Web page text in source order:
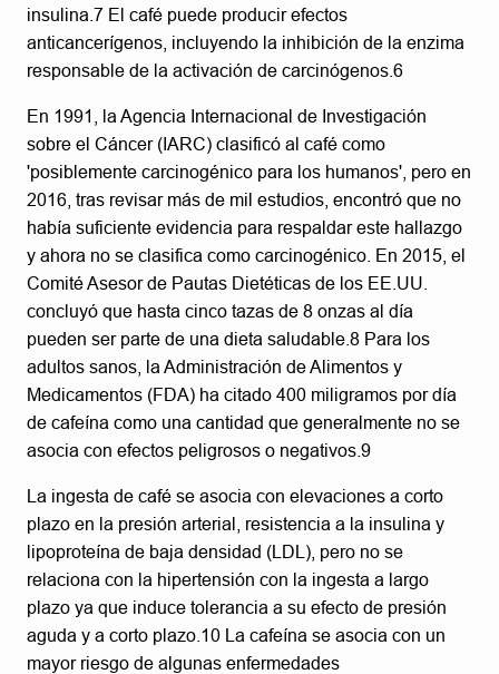
insulina.7 El café puede producir efectos
anticancerígenos, incluyendo la inhibición de la enzima
responsable de la activación de carcinógenos.6
En 1991, la Agencia Internacional de Investigación
sobre el Cáncer (IARC) clasificó al café como
'posiblemente carcinogénico para los humanos', pero en
2016, tras revisar más de mil estudios, encontró que no
había suficiente evidencia para respaldar este hallazgo
y ahora no se clasifica como carcinogénico. En 2015, el
Comité Asesor de Pautas Dietéticas de los EE.UU.
concluyó que hasta cinco tazas de 8 onzas al día
pueden ser parte de una dieta saludable.8 Para los
adultos sanos, la Administración de Alimentos y
Medicamentos (FDA) ha citado 400 miligramos por día
de cafeína como una cantidad que generalmente no se
asocia con efectos peligrosos o negativos.9
La ingesta de café se asocia con elevaciones a corto
plazo en la presión arterial, resistencia a la insulina y
lipoproteína de baja densidad (LDL), pero no se
relaciona con la hipertensión con la ingesta a largo
plazo ya que induce tolerancia a su efecto de presión
aguda y a corto plazo.10 La cafeína se asocia con un
mayor riesgo de algunas enfermedades